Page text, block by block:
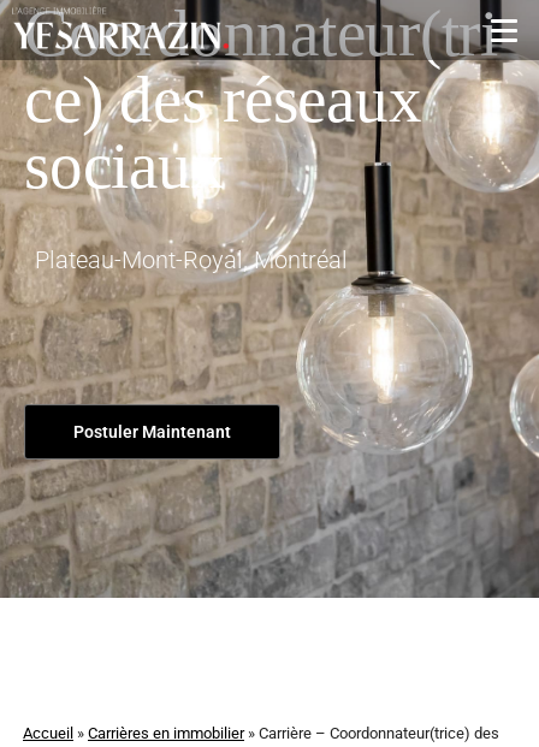
Coordonnateur(tri
ce) des réseaux
sociaux
Plateau-Mont-Royal, Montréal
Postuler Maintenant
Accueil » Carrières en immobilier» Carrière – Coordonnateur(trice) des